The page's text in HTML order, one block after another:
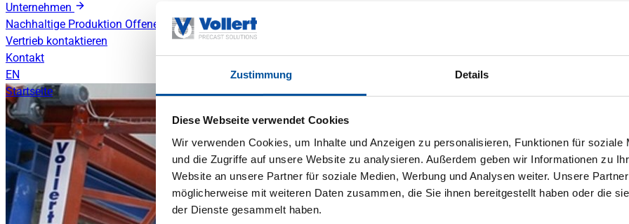
Zustimmung Details
Diese Webseite verwendet Cookies
Wir verwenden Cookies, um Inhalte und Anzeigen zu personalisieren, Funktionen für soziale
und die Zugriffe auf unsere Website zu analysieren. Außerdem geben wir Informationen zu
Website an unsere Partner für soziale Medien, Werbung und Analysen weiter. Unsere
möglicherweise mit weiteren Daten zusammen, die Sie ihnen bereitgestellt haben oder die
der Dienste gesammelt haben.
Unternehmen
Nachhaltige Produktion Offene Stellen
Vertrieb kontaktieren
Kontakt
EN
Startseite